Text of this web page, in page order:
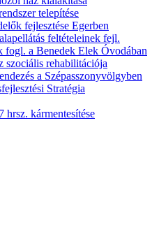
telepítése
fejlesztése Egerben
feltételeinek fejl.
fogl. a Benedek Elek Óvodában
szociális rehabilitációja
a Szépasszonyvölgyben
Stratégia
hrsz. kármentesítése